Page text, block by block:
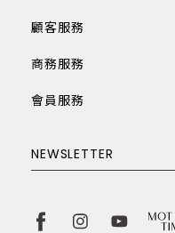
訂閱電子報
顧客服務
商務服務
會員服務
NEWSLETTER